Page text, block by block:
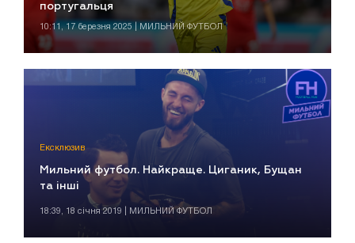
португальця
10:11, 17 березня 2025 | МИЛЬНИЙ ФУТБОЛ
Ексклюзив
Мильний футбол. Найкраще. Циганик, Бущан
та інші
18:39, 18 січня 2019 | МИЛЬНИЙ ФУТБОЛ